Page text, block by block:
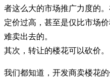
者这么大的市场推广力度的
定价过高，甚至是仅比市场
难卖出去的。
其次，转让的楼花可以砍价。
我们都知道，开发商卖楼花